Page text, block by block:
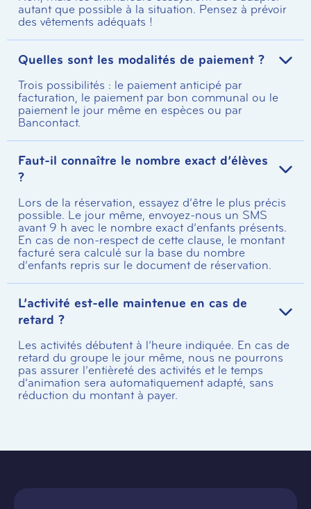
autant que possible à la situation. Pensez à prévoir
des vêtements adéquats !
Quelles sont les modalités de paiement ?
Trois possibilités : le paiement anticipé par
facturation, le paiement par bon communal ou le
paiement le jour même en espèces ou par
Bancontact.
Faut-il connaître le nombre exact d’élèves
?
Lors de la réservation, essayez d’être le plus précis
possible. Le jour même, envoyez-nous un SMS
avant 9 h avec le nombre exact d’enfants présents.
En cas de non-respect de cette clause, le montant
facturé sera calculé sur la base du nombre
d’enfants repris sur le document de réservation.
L’activité est-elle maintenue en cas de
retard ?
Les activités débutent à l’heure indiquée. En cas de
retard du groupe le jour même, nous ne pourrons
pas assurer l’entièreté des activités et le temps
d’animation sera automatiquement adapté, sans
réduction du montant à payer.